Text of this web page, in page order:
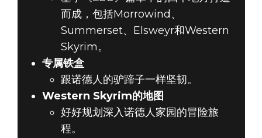
而成，包括Morrowind、
Summerset、Elsweyr和Western
Skyrim。
专属铁盒
跟诺德人的驴蹄子一样坚韧。
Western Skyrim的地图
好好规划深入诺德人家园的冒险旅
程。